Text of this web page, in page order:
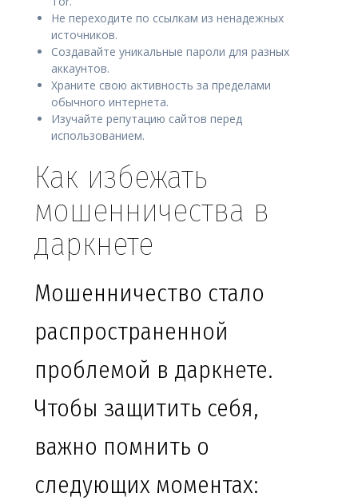
Не переходите по ссылкам из ненадежных
источников.
Создавайте уникальные пароли для разных
аккаунтов.
Храните свою активность за пределами
обычного интернета.
Изучайте репутацию сайтов перед
использованием.
Как избежать
мошенничества в
даркнете
Мошенничество стало
распространенной
проблемой в даркнете.
Чтобы защитить себя,
важно помнить о
следующих моментах: